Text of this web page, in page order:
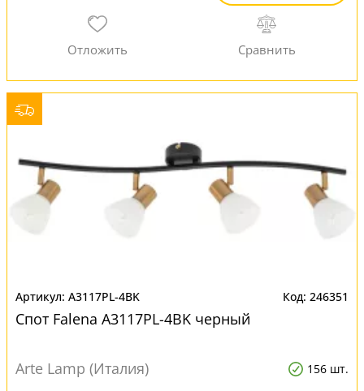
A3117PL-4BK 246351
Спот Falena A3117PL-4BK черный
Arte Lamp (Италия) 156 шт.